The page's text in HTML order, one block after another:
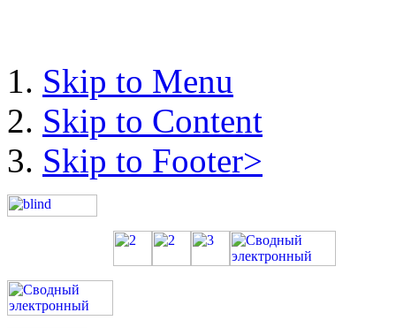
Skip to Menu
Skip to Content
Skip to Footer>